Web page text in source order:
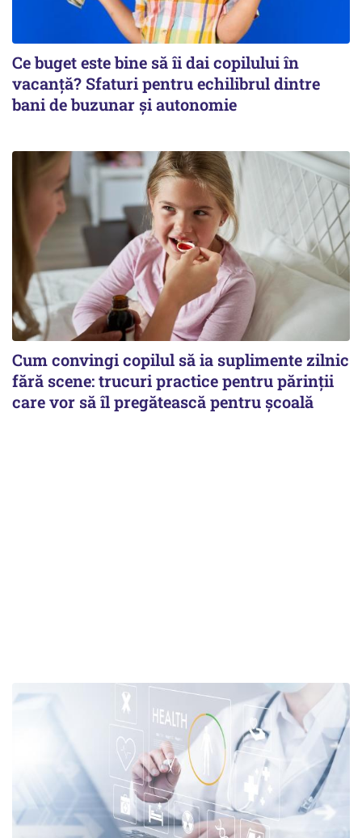
Ce buget este bine să îi dai copilului în
vacanță? Sfaturi pentru echilibrul dintre
bani de buzunar și autonomie
Cum convingi copilul să ia suplimente zilnic
fără scene: trucuri practice pentru părinții
care vor să îl pregătească pentru școală